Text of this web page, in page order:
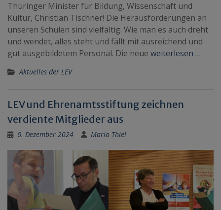
Thüringer Minister für Bildung, Wissenschaft und
Kultur, Christian Tischner! Die Herausforderungen an
unseren Schulen sind vielfältig. Wie man es auch dreht
und wendet, alles steht und fällt mit ausreichend und
gut ausgebildetem Personal. Die neue weiterlesen …
Aktuelles der LEV
LEV und Ehrenamtsstiftung zeichnen
verdiente Mitglieder aus
6. Dezember 2024 Mario Thiel